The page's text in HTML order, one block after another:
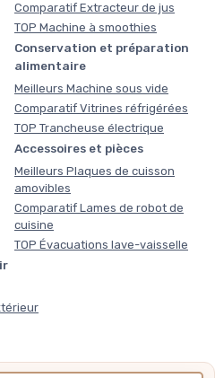
Comparatif Extracteur de jus
TOP Machine à smoothies
Conservation et préparation
alimentaire
Meilleurs Machine sous vide
Comparatif Vitrines réfrigérées
TOP Trancheuse électrique
Accessoires et pièces
Meilleurs Plaques de cuisson
amovibles
Comparatif Lames de robot de
cuisine
TOP Évacuations lave-vaisselle